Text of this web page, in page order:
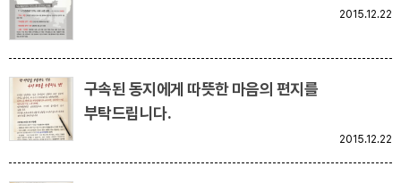
2015.12.22
구속된 동지에게 따뜻한 마음의 편지를
부탁드립니다.
2015.12.22